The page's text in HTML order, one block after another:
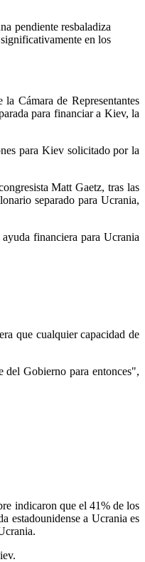
pendiente resbaladiza
en los
Cámara de Representantes
para financiar a Kiev, la
para Kiev solicitado por la
Matt Gaetz, tras las
separado para Ucrania,
financiera para Ucrania
que cualquier capacidad de
del Gobierno para entonces",
indicaron que el 41% de los
estadounidense a Ucrania es